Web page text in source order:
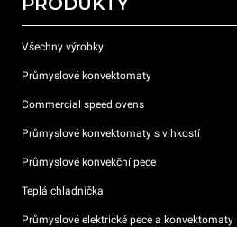
Všechny výrobky
Průmyslové konvektomaty
Commercial speed ovens
Průmyslové konvektomaty s vlhkostí
Průmyslové konvekční pece
Teplá chladnička
Průmyslové elektrické pece a konvektomaty